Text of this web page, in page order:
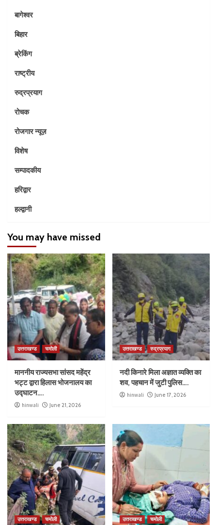
बागेश्वर
बिहार
ब्रेकिंग
राष्ट्रीय
रुद्रप्रयाग
रोचक
रोजगार न्यूज़
विशेष
सम्पादकीय
हरिद्वार
हल्द्वानी
You may have missed
उत्तराखण्ड चमोली
माननीय राज्यसभा सांसद महेंद्र
भट्ट द्वारा हिलास भोजनालय का
उद्घाटन….
hinwali June 21, 2026
उत्तराखण्ड रुद्रप्रयाग
नदी किनारे मिला अज्ञात व्यक्ति का
शव, पहचान में जुटी पुलिस….
hinwali June 17, 2026
उत्तराखण्ड चमोली उत्तराखण्ड चमोली